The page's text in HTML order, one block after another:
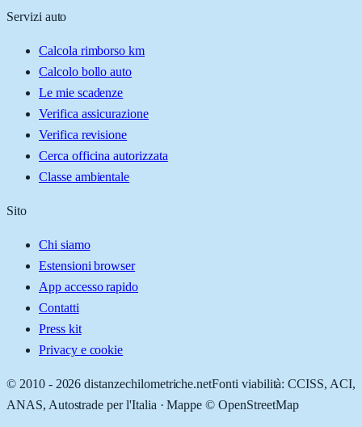
Servizi auto
Calcola rimborso km
Calcolo bollo auto
Le mie scadenze
Verifica assicurazione
Verifica revisione
Cerca officina autorizzata
Classe ambientale
Sito
Chi siamo
Estensioni browser
App accesso rapido
Contatti
Press kit
Privacy e cookie
© 2010 - 2026 distanzechilometriche.netFonti viabilità: CCISS, ACI,
ANAS, Autostrade per l'Italia · Mappe © OpenStreetMap